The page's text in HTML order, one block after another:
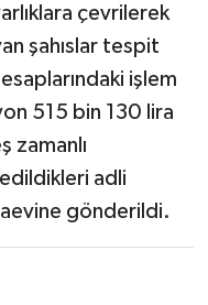
çevrilerek
şahıslar tespit
işlem
515 bin 130 lira
zamanlı
adli
gönderildi.